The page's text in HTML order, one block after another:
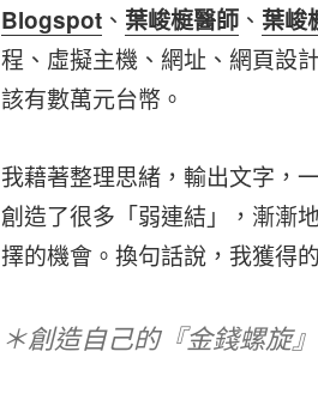
Blogspot 、 葉峻榳醫師 、 葉峻
程、虛擬主機、網址、網頁設
該有數萬元台幣。
我藉著整理思緒，輸出文字，
創造了很多「弱連結」，漸漸
擇的機會。換句話說，我獲得
＊創造自己的『金錢螺旋』